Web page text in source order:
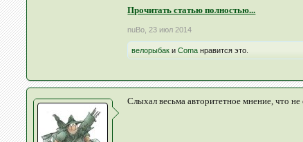
Прочитать статью полностью...
nuBo 23 июл 2014
велорыбак иComa нравится это.
Слыхал весьма авторитетное мнение, что